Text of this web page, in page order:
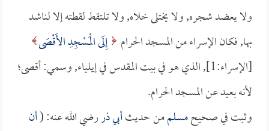
ولا يعضد شجره, ولا يختلى خلاه, ولا تلتقط لقطته إلا لناشد
بها, فكان الإسراء من المسجد الحرام إِلَى الْمَسْجِدِ الأَقْصَى
[الإسراء:1], الذي هو في بيت المقدس في إيلياء, وسمي: أقصى؛
لأنه بعيد عن المسجد الحرام.
وثبت في صحيحمسلممن حديثأبي ذررضي الله عنه: (أن